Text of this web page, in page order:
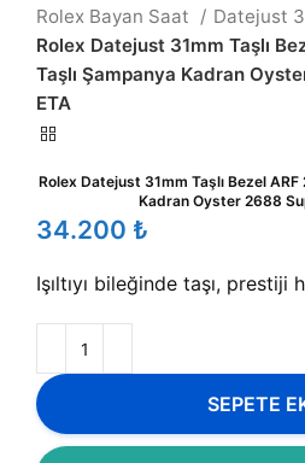
Rolex Bayan Saat
Datejust
Rolex Datejust 31mm Taşlı
Taşlı Şampanya Kadran
ETA
Rolex Datejust 31mm Taşlı Bezel
Kadran Oyster 2688
₺
Işıltıyı bileğinde taşı, prestiji
SEPETE